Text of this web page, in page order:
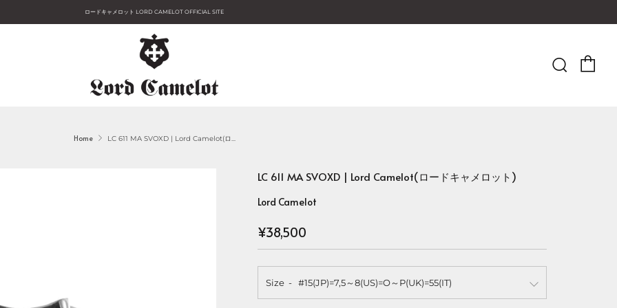
ロードキャメロット LORD CAMELOT OFFICIAL SITE
Search
Home LC 611 MA SVOXD | Lord Camelot(ロ...
LC 611 MA SVOXD | Lord Camelot(ロードキャメロット)
Lord Camelot
Regular
price
¥38,500
Size